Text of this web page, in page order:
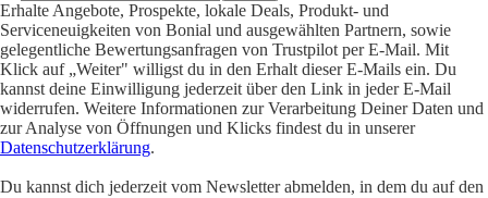
Erhalte Angebote, Prospekte, lokale Deals, Produkt- und
Serviceneuigkeiten von Bonial und ausgewählten Partnern, sowie
gelegentliche Bewertungsanfragen von Trustpilot per E-Mail. Mit
Klick auf „Weiter" willigst du in den Erhalt dieser E-Mails ein. Du
kannst deine Einwilligung jederzeit über den Link in jeder E-Mail
widerrufen. Weitere Informationen zur Verarbeitung Deiner Daten und
zur Analyse von Öffnungen und Klicks findest du in unserer
Datenschutzerklärung.
Du kannst dich jederzeit vom Newsletter abmelden, in dem du auf den